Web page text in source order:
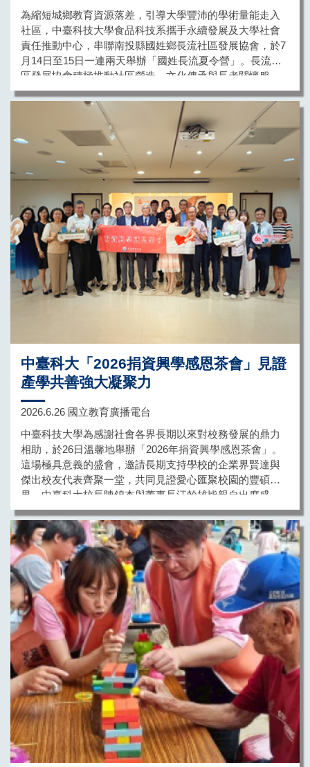
為縮短城鄉教育資源落差，引導大學豐沛的學術量能走入
社區，中臺科技大學食品科技系攜手永續發展及大學社會
責任推動中心，串聯南投縣國姓鄉長流社區發展協會，於7
月14日至15日一連兩天舉辦「國姓長流夏令營」。長流社
區發展協會積極推動社區營造、文化傳承與長者關懷服
務，並以社區烘焙教室、活動中心等場域作為共學交流基
地，串聯學校、居民與志工能量，落實社區共好、在地陪
伴的核心理念。本次活動結合中臺科大執行教育部
USR「咖啡智慧革命：國姓咖啡產業創新加值與社區永續
計畫」，為長流國小21位學童精心策劃一場結合「3D列
印、烘焙實作與童玩文化手作」的豐富跨域課程，成功為
偏鄉學子帶來一個充滿知性與歡笑的充實暑假。
中臺科大「2026捐資興學感恩茶會」見證
產學共善強大凝聚力
2026.6.26 國立教育廣播電台
中臺科技大學為感謝社會各界長期以來對校務發展的鼎力
相助，於26日溫馨地舉辦「2026年捐資興學感恩茶會」。
這場極具意義的盛會，邀請長期支持學校的企業界賢達與
傑出校友代表齊聚一堂，共同見證愛心匯聚校園的豐碩成
果。中臺科大校長陳錦杏與董事長汪幹雄皆親自出席盛
會，向長期慷慨解囊、無私奉獻的捐資單位與社會賢達，
致上最深切且誠摯的謝意。